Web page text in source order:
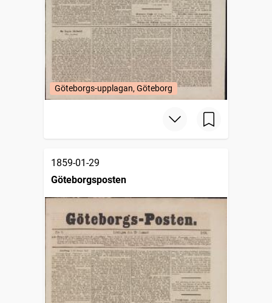
Göteborgs-upplagan, Göteborg
1859-01-29
Göteborgsposten